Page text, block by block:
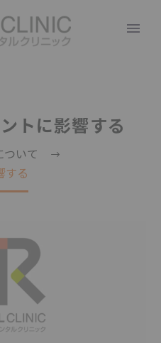
トに影響する
いて
する